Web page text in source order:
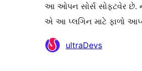
આ ઓપન સોર્સ સોફ્ટવેર છે.
એ આ પ્લગિન માટે ફાળો
ફાળો
ultraDevs